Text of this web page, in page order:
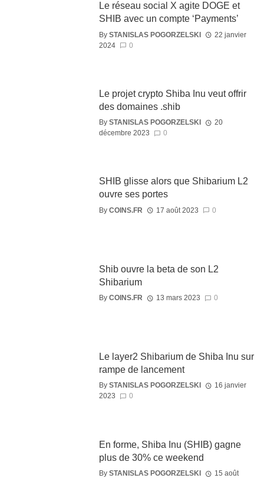
Le réseau social X agite DOGE et
SHIB avec un compte ‘Payments’
By STANISLAS POGORZELSKI
22 janvier
2024
0
Le projet crypto Shiba Inu veut offrir
des domaines .shib
By STANISLAS POGORZELSKI
20
décembre 2023
0
SHIB glisse alors que Shibarium L2
ouvre ses portes
By COINS.FR 17 août 2023 0
Shib ouvre la beta de son L2
Shibarium
By COINS.FR 13 mars 2023 0
Le layer2 Shibarium de Shiba Inu sur
rampe de lancement
By STANISLAS POGORZELSKI
16 janvier
2023
0
En forme, Shiba Inu (SHIB) gagne
plus de 30% ce weekend
By STANISLAS POGORZELSKI
15 août